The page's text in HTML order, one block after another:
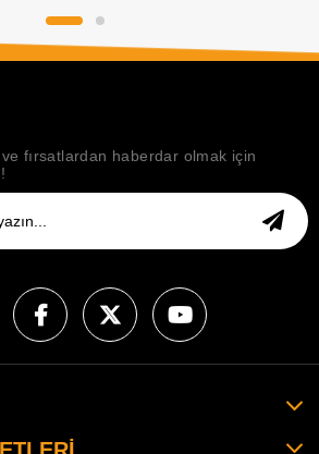
ve fırsatlardan haberdar olmak için